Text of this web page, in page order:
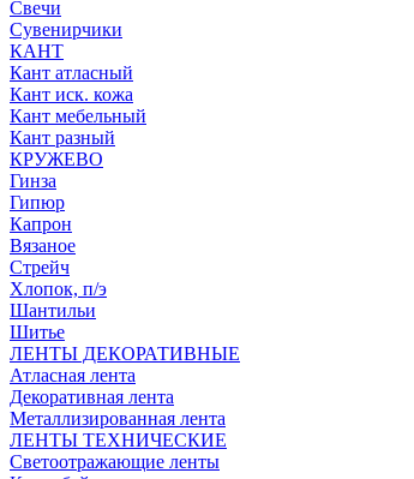
Свечи
Сувенирчики
КАНТ
Кант атласный
Кант иск. кожа
Кант мебельный
Кант разный
КРУЖЕВО
Гинза
Гипюр
Капрон
Вязаное
Стрейч
Хлопок, п/э
Шантильи
Шитье
ЛЕНТЫ ДЕКОРАТИВНЫЕ
Атласная лента
Декоративная лента
Металлизированная лента
ЛЕНТЫ ТЕХНИЧЕСКИЕ
Светоотражающие ленты